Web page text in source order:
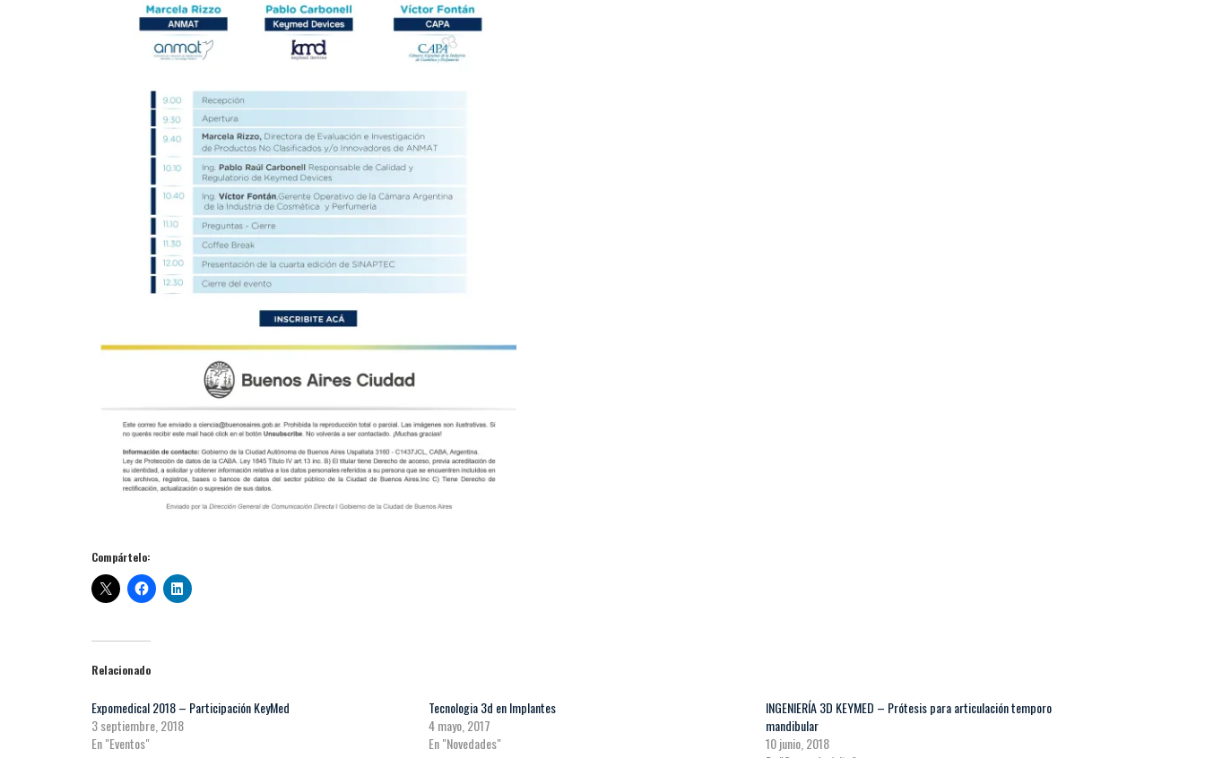
Compártelo:
Relacionado
Expomedical 2018 – Participación KeyMed
3 septiembre, 2018
En "Eventos"
Tecnologia 3d en Implantes
4 mayo, 2017
En "Novedades"
INGENIERÍA 3D KEYMED – Prótesis para articulación temporo
mandibular
10 junio, 2018